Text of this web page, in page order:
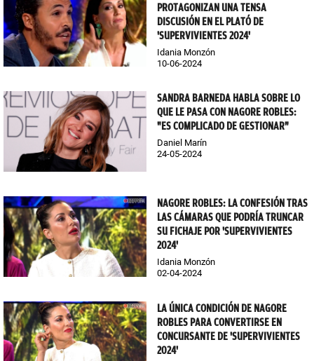
PROTAGONIZAN UNA TENSA
DISCUSIÓN EN EL PLATÓ DE
'SUPERVIVIENTES 2024'
Idania Monzón
10-06-2024
SANDRA BARNEDA HABLA SOBRE LO
QUE LE PASA CON NAGORE ROBLES:
"ES COMPLICADO DE GESTIONAR"
Daniel Marín
24-05-2024
NAGORE ROBLES: LA CONFESIÓN TRAS
LAS CÁMARAS QUE PODRÍA TRUNCAR
SU FICHAJE POR 'SUPERVIVIENTES
2024'
Idania Monzón
02-04-2024
LA ÚNICA CONDICIÓN DE NAGORE
ROBLES PARA CONVERTIRSE EN
CONCURSANTE DE 'SUPERVIVIENTES
2024'